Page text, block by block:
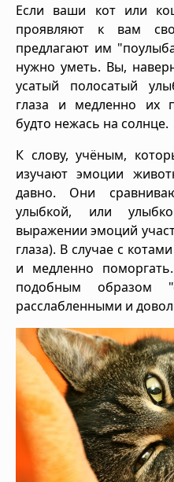
Если ваши кот или
проявляют к вам
предлагают им
нужно уметь. Вы,
усатый полосатый
глаза и медленно их
будто нежась на солнце.
К слову, учёным,
изучают эмоции
давно. Они
улыбкой, или
выражении эмоций
глаза). В случае с
и медленно
подобным образом
расслабленными и